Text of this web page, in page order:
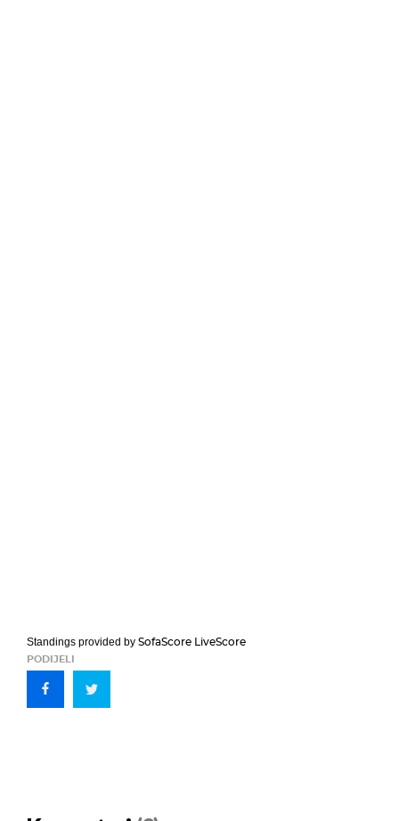
Standings provided by SofaScore LiveScore
PODIJELI